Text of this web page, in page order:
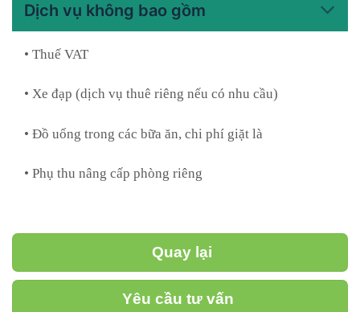
Dịch vụ không bao gồm
• Thuế VAT
• Xe đạp (dịch vụ thuê riêng nếu có nhu cầu)
• Đồ uống trong các bữa ăn, chi phí giặt là
• Phụ thu nâng cấp phòng riêng
Quay lại
Yêu cầu tư vấn